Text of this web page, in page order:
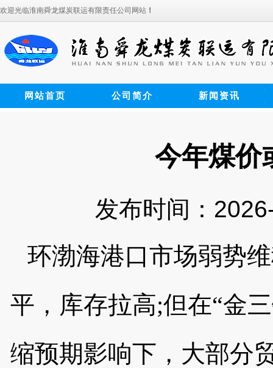
欢迎光临淮南舜龙煤炭联运有限责任公司网站 ！
网站首页 公司简介 新闻资讯
今年煤价
发布时间：
环渤海港口市场弱势
平，库存拉高;但在“金
缩预期影响下，大部分